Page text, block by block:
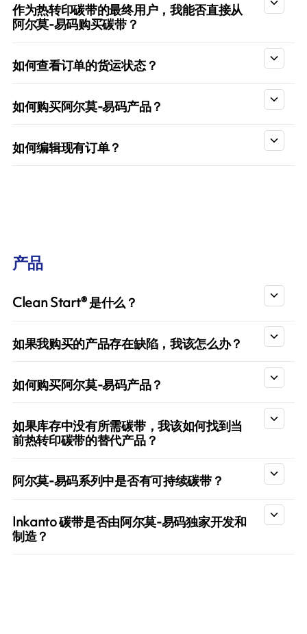
作为热转印碳带的最终用户，我能否直接从
阿尔莫-易码购买碳带？
如何查看订单的货运状态？
如何购买阿尔莫-易码产品？
如何编辑现有订单？
产品
Clean Start® 是什么？
如果我购买的产品存在缺陷，我该怎么办？
如何购买阿尔莫-易码产品？
如果库存中没有所需碳带，我该如何找到当
前热转印碳带的替代产品？
阿尔莫-易码系列中是否有可持续碳带？
Inkanto 碳带是否由阿尔莫-易码独家开发和
制造？